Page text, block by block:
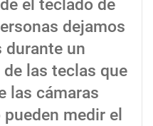
el teclado de
dejamos
durante un
las teclas que
las cámaras
medir el